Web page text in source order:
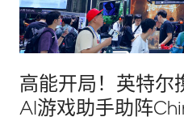
高能开局！英特尔
AI游戏助手助阵